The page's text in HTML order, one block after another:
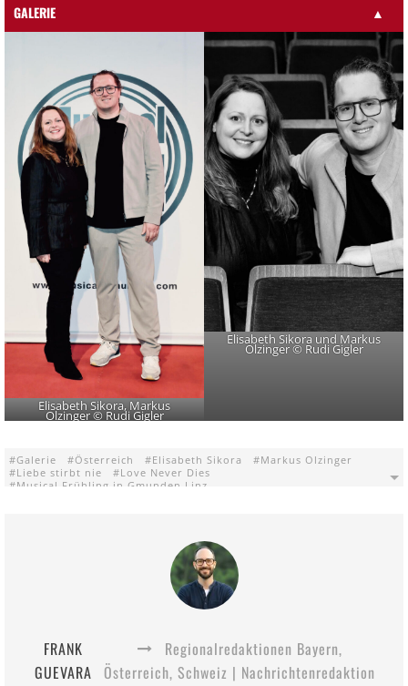
GALERIE
▲
Elisabeth Sikora, Markus
Olzinger © Rudi Gigler
Elisabeth Sikora und Markus
Olzinger © Rudi Gigler
Galerie Österreich Elisabeth Sikora
Markus Olzinger
Liebe stirbt nie
Love Never Dies
Musical Frühling in Gmunden Linz
FRANK
GUEVARA
Regionalredaktionen Bayern,
Österreich, Schweiz | Nachrichtenredaktion